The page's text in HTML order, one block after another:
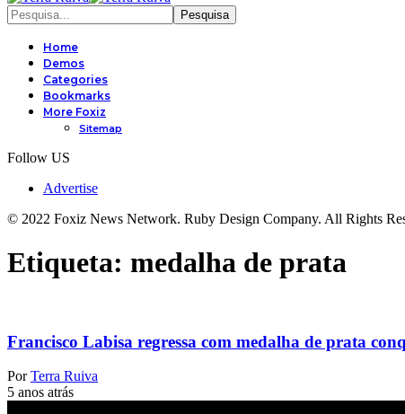
Home
Demos
Categories
Bookmarks
More Foxiz
Sitemap
Follow US
Advertise
© 2022 Foxiz News Network. Ruby Design Company. All Rights
Etiqueta: medalha de prata
Francisco Labisa regressa com medalha de prata
Por Terra Ruiva
5 anos atrás